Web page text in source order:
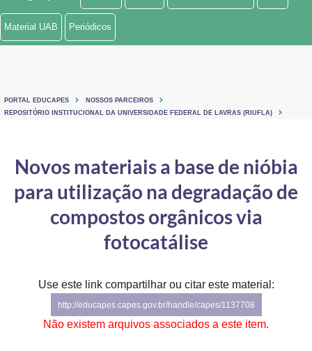
Ministério de Minas e Energia
Ministério do Turismo
Controladoria-Geral da União
Ministério da Mulher, da Família e dos Direitos Humanos
Gabinete de Segurança Institucional
Advocacia-Geral da União
Material UAB Periódicos
PORTAL EDUCAPES
NOSSOS PARCEIROS
REPOSITÓRIO INSTITUCIONAL DA UNIVERSIDADE FEDERAL DE LAVRAS (RIUFLA)
Novos materiais a base de nióbia
para utilização na degradação de
compostos orgânicos via
fotocatálise
Use este link compartilhar ou citar este material:
http://educapes.capes.gov.br/handle/capes/1137708
Não existem arquivos associados a este item.